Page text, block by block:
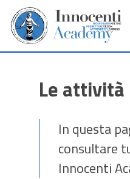
Skip
main
Le attività
In questa
consultare
Innocenti